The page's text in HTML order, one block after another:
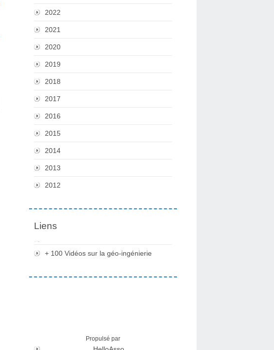
2022
2021
2020
2019
2018
2017
2016
2015
2014
2013
2012
Liens
+ 100 Vidéos sur la géo-ingénierie
Propulsé par